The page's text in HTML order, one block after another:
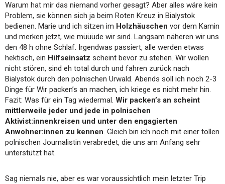
Warum hat mir das niemand vorher gesagt? Aber alles wäre kein
Problem, sie können sich ja beim Roten Kreuz in Bialystok
bedienen. Marie und ich sitzen im Holzhäuschen vor dem Kamin
und merken jetzt, wie müüüde wir sind. Langsam näheren wir uns
den 48 h ohne Schlaf. Irgendwas passiert, alle werden etwas
hektisch, ein Hilfseinsatz scheint bevor zu stehen. Wir wollen
nicht stören, sind eh total durch und fahren zurück nach
Bialystok durch den polnischen Urwald. Abends soll ich noch 2-3
Dinge für Wir packen’s an machen, ich kriege es nicht mehr hin.
Fazit: Was für ein Tag wiedermal. Wir packen’s an scheint
mittlerweile jeder und jede in polnischen
Aktivist:innenkreisen und unter den engagierten
Anwohner:innen zu kennen. Gleich bin ich noch mit einer tollen
polnischen Journalistin verabredet, die uns am Anfang sehr
unterstützt hat.
Sag niemals nie, aber es war voraussichtlich mein letzter Trip